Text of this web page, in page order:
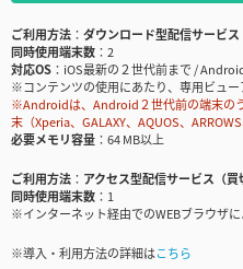
ご利用方法
ダウンロード型配信サービス
同時使用端末数
2
対応OS
iOS最新の２世代前まで /
※コンテンツの使用にあたり、専用ビュ
※Androidは、Android２世代前の端末の
末（Xperia、GALAXY、AQUOS、
必要メモリ容量
64 MB以上
ご利用方法
アクセス型配信サービス（買
同時使用端末数
1
※インターネット経由でのWEBブラウザ
※導入・利用方法の詳細はこちら